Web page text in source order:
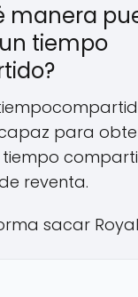
manera
tiempo
para
reventa.
sacar